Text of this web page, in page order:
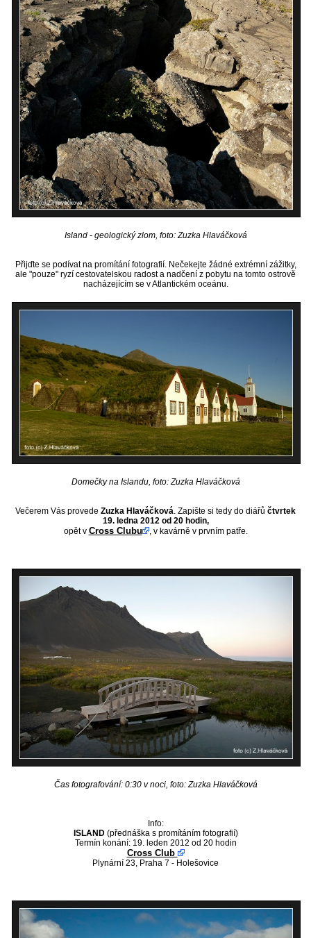
Island - geologický zlom, foto: Zuzka Hlaváčková
Přijďte se podívat na promítání fotografií. Nečekejte žádné extrémní zážitky,
ale "pouze" ryzí cestovatelskou radost a nadčení z pobytu na tomto ostrově
nacházejícím se v Atlantickém oceánu.
Domečky na Islandu, foto: Zuzka Hlaváčková
Večerem Vás provede Zuzka Hlaváčková. Zapište si tedy do diářů čtvrtek
19. ledna 2012 od 20 hodin,
opět v Cross Clubu , v kavárně v prvním patře.
Čas fotografování: 0:30 v noci, foto: Zuzka Hlaváčková
Info:
ISLAND (přednáška s promítáním fotografií)
Termín konání: 19. leden 2012 od 20 hodin
Cross Club
Plynární 23, Praha 7 - Holešovice